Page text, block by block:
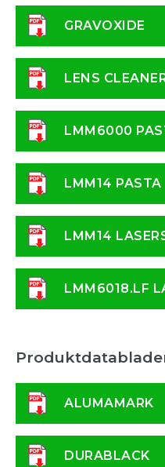
GRAVOXIDE
LENS
LMM6000
LMM14 PASTA
LMM14
LMM6018.LF
ALUMAMARK
DURABLACK